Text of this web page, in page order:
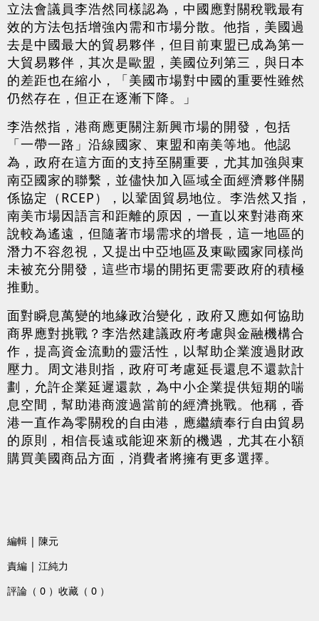
立法會議員李浩然同樣認為，中國應對關稅戰最有
效的方法包括增強內需和市場分散。他指，美國過
去是中國最大的貿易夥伴，但目前東盟已成為第一
大貿易夥伴，其次是歐盟，美國位列第三，與日本
的差距也在縮小，「美國市場對中國的重要性雖然
仍然存在，但正在逐漸下降。」
李浩然指，港商應更關注新興市場的開發，包括
「一帶一路」沿線國家、東盟和南美等地。他認
為，政府在這方面的支持至關重要，尤其加強與東
南亞國家的聯繫，並儘快加入區域全面經濟夥伴關
係協定（RCEP），以鞏固貿易地位。李浩然又指，
南美市場因語言和距離的原因，一直以來對港商來
說較為遙遠，但隨著市場需求的增長，這一地區的
潛力不容忽視，又提出中亞地區及東歐國家同樣尚
未被充分開發，這些市場的開拓更需要政府的積極
推動。
面對瞬息萬變的地緣政治變化，政府又應如何協助
商界應對挑戰？李浩然建議政府考慮與金融機構合
作，提高資金流動的靈活性，以幫助企業渡過財政
壓力。周文港則指，政府可考慮延長還息不還款計
劃，允許企業延遲還款，為中小企業提供短期的喘
息空間，幫助港商渡過當前的經濟挑戰。他稱，香
港一直作為零關稅的自由港，應繼續奉行自由貿易
的原則，相信長遠或能迎來新的機遇，尤其在小額
購買美國商品方面，消費者將擁有更多選擇。
編輯 | 陳元
責編 | 江純力
評論（ 0 ） 收藏（ 0 ）